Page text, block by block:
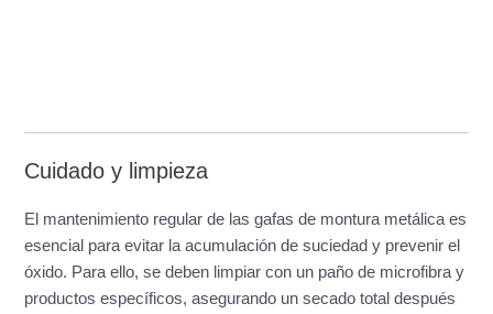
Cuidado y limpieza
El mantenimiento regular de las gafas de montura metálica es
esencial para evitar la acumulación de suciedad y prevenir el
óxido. Para ello, se deben limpiar con un paño de microfibra y
productos específicos, asegurando un secado total después